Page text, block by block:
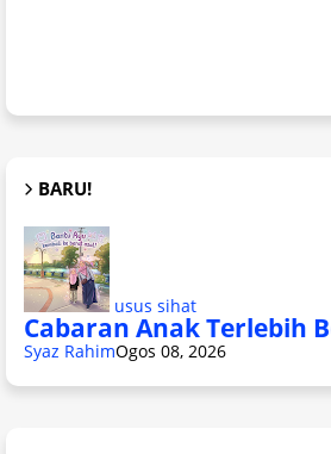
BARU!
usus sihat
Cabaran Anak Terlebih
Syaz RahimOgos 08, 2026